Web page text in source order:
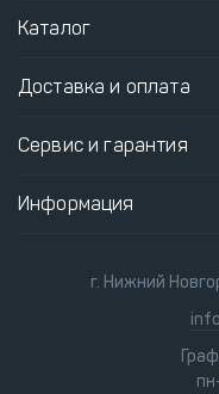
Каталог
Доставка и оплата
Сервис и гарантия
Информация
г. Нижний